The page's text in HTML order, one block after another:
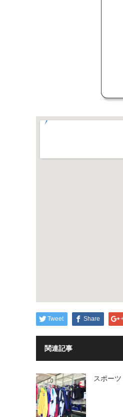
Tweet Share
関連記事
スポー